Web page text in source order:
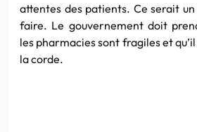
attentes des patients. Ce serait
faire. Le gouvernement doit
les pharmacies sont fragiles et
la corde.